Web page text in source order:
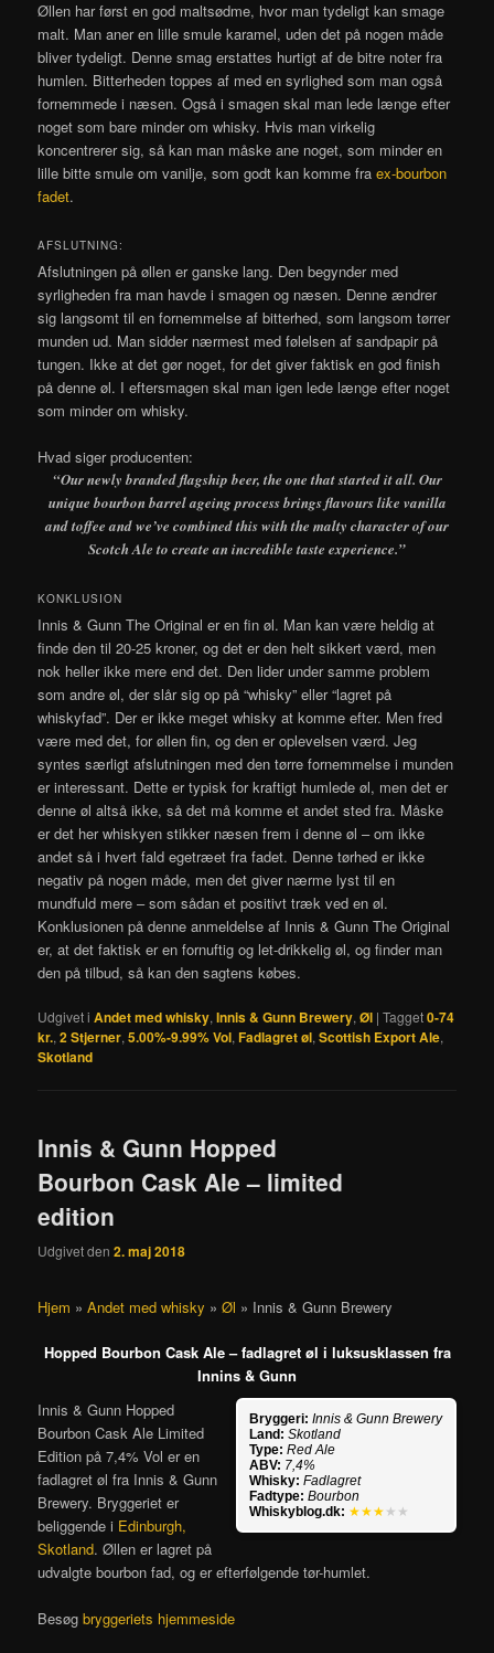
Øllen har først en god maltsødme, hvor man tydeligt kan smage
malt. Man aner en lille smule karamel, uden det på nogen måde
bliver tydeligt. Denne smag erstattes hurtigt af de bitre noter fra
humlen. Bitterheden toppes af med en syrlighed som man også
fornemmede i næsen. Også i smagen skal man lede længe efter
noget som bare minder om whisky. Hvis man virkelig
koncentrerer sig, så kan man måske ane noget, som minder en
lille bitte smule om vanilje, som godt kan komme fraex-bourbon
fadet.
AFSLUTNING:
Afslutningen på øllen er ganske lang. Den begynder med
syrligheden fra man havde i smagen og næsen. Denne ændrer
sig langsomt til en fornemmelse af bitterhed, som langsom tørrer
munden ud. Man sidder nærmest med følelsen af sandpapir på
tungen. Ikke at det gør noget, for det giver faktisk en god finish
på denne øl. I eftersmagen skal man igen lede længe efter noget
som minder om whisky.
Hvad siger producenten:
“Our newly branded flagship beer, the one that started it all. Our
unique bourbon barrel ageing process brings flavours like vanilla
and toffee and we’ve combined this with the malty character of our
Scotch Ale to create an incredible taste experience.”
KONKLUSION
Innis & Gunn The Original er en fin øl. Man kan være heldig at
finde den til 20-25 kroner, og det er den helt sikkert værd, men
nok heller ikke mere end det. Den lider under samme problem
som andre øl, der slår sig op på “whisky” eller “lagret på
whiskyfad”. Der er ikke meget whisky at komme efter. Men fred
være med det, for øllen fin, og den er oplevelsen værd. Jeg
syntes særligt afslutningen med den tørre fornemmelse i munden
er interessant. Dette er typisk for kraftigt humlede øl, men det er
denne øl altså ikke, så det må komme et andet sted fra. Måske
er det her whiskyen stikker næsen frem i denne øl – om ikke
andet så i hvert fald egetræet fra fadet. Denne tørhed er ikke
negativ på nogen måde, men det giver nærme lyst til en
mundfuld mere – som sådan et positivt træk ved en øl.
Konklusionen på denne anmeldelse af Innis & Gunn The Original
er, at det faktisk er en fornuftig og let-drikkelig øl, og finder man
den på tilbud, så kan den sagtens købes.
Udgivet i Andet med whisky,Innis & Gunn Brewery,Øl |Tagget0-74
kr.,2 Stjerner,5.00%-9.99% Vol,Fadlagret øl,Scottish Export Ale,
Skotland
Innis & Gunn Hopped
Bourbon Cask Ale – limited
edition
Udgivet den2. maj 2018
Hjem »Andet med whisky »Øl » Innis & Gunn Brewery
Hopped Bourbon Cask Ale – fadlagret øl i luksusklassen fra
Innins & Gunn
Bryggeri: Innis & Gunn Brewery
Land: Skotland
Type: Red Ale
ABV: 7,4%
Whisky: Fadlagret
Fadtype: Bourbon
Whiskyblog.dk: ★★★ ★★
Innis & Gunn Hopped
Bourbon Cask Ale Limited
Edition på 7,4% Vol er en
fadlagret øl fra Innis & Gunn
Brewery. Bryggeriet er
beliggende i Edinburgh,
Skotland. Øllen er lagret på
udvalgte bourbon fad, og er efterfølgende tør-humlet.
Besøgbryggeriets hjemmeside